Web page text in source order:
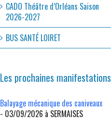
CADO Théâtre d’Orléans Saison
2026-2027
BUS SANTÉ LOIRET
Les prochaines manifestations
Balayage mécanique des caniveaux
- 03/09/2026 à SERMAISES